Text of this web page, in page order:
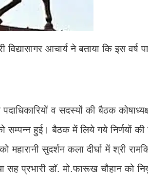
आचार्य ने बताया कि इस वर्ष
व सदस्यों की बैठक
सम्पन्न हुई। बैठक में लिये गये निर्णयों
सुदर्शन कला दीर्घा में श्री
सह प्रभारी डाॅ. मो.फारूख चौहान को